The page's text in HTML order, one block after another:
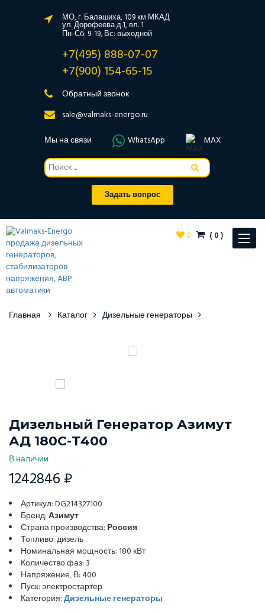
МО, г. Балашиха, 109 км МКАД
ул. Дорофеева д.1, вл. 1
Пн-Сб: 9-19, Вс: выходной
+7(495) 888-07-07
+7(900) 154-65-15
Обратный звонок
sale@valmaks-energo.ru
Мы на связи
WhatsApp MAX
Задать вопрос
Toggle
0 (0)
Главная Каталог Дизельные генераторы
Дизельный Генератор Азимут
АД 180С-Т400
В наличии
1242846 ₽
Артикул: DG214327100
Бренд:Азимут
Страна производства: Россия
Топливо: дизель
Номинальная мощность: 180 кВт
Количество фаз: 3
Напряжение, В: 400
Пуск: электростартер
Категория:Дизельные генераторы